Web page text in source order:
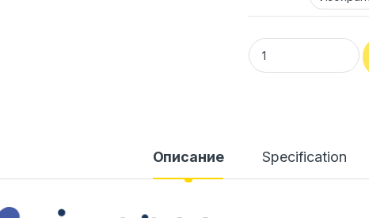
Занимателна
Описание Specification